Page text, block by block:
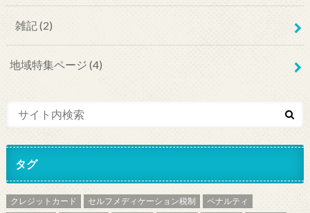
雑記(2)
地域特集ページ (4)
タグ
クレジットカード セルフメディケーション税制
ペナルティ